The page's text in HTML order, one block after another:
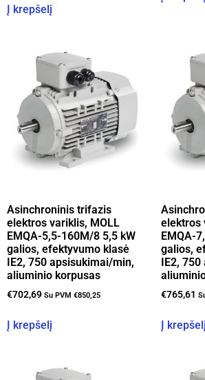
Į krepšelį
Asinchroninis trifazis
elektros variklis, MOLL
EMQA-5,5-160M/8 5,5 kW
galios, efektyvumo klasė
IE2, 750 apsisukimai/min,
aliuminio korpusas
€702,69 Su PVM €850,25
Į krepšelį
elektros
EMQA-
galios,
IE2,
€765,61
Į krepšelį